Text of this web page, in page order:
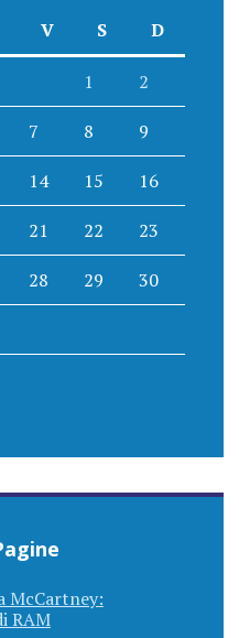
V S D
1 2
7 8 9
14 15 16
21 22 23
28 29 30
McCartney:
RAM